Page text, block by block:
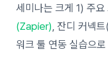
세미나는 크게 1) 주
(Zapier), 잔디 커넥
워크 툴 연동 실습으